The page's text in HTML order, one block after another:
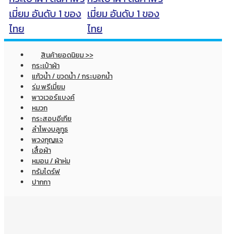
สินค้ายอดนิยม >>
กระเป๋าผ้า
แก้วน้ำ / ขวดน้ำ / กระบอกน้ำ
ร่ม พรีเมี่ยม
พาวเวอร์แบงค์
หมวก
กระสอบอีเกีย
ลำโพงบลูทูธ
พวงกุญแจ
เสื้อผ้า
หมอน / ผ้าห่ม
ทรัมไดร์ฟ
ปากกา